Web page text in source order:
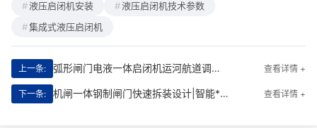
液压启闭机安装
液压启闭机技术参数
集成式液压启闭机
上一条: 弧形闸门电液一体启闭机运河航道调控|智能**调控新标杆 查看详情 +
下一条: 机闸一体钢制闸门快速拆装设计|智能**，运维无忧 查看详情 +